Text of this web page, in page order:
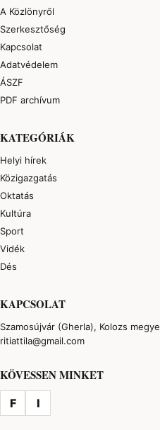
A Közlönyről
Szerkesztőség
Kapcsolat
Adatvédelem
ÁSZF
PDF archívum
KATEGÓRIÁK
Helyi hírek
Közigazgatás
Oktatás
Kultúra
Sport
Vidék
Dés
KAPCSOLAT
Szamosújvár (Gherla), Kolozs megye
ritiattila@gmail.com
KÖVESSEN MINKET
F I